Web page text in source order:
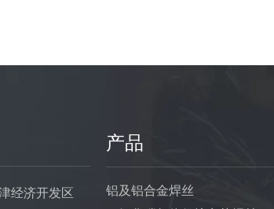
经济开发区
产品
铝及铝合金焊丝